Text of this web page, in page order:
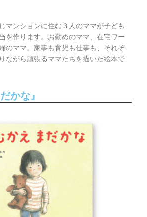
マンションに住む３人のママが子ども
を作ります。お勤めのママ、在宅ワー
のママ。家事も育児も仕事も、それぞ
ながら頑張るママたちを描いた絵本で
かな』